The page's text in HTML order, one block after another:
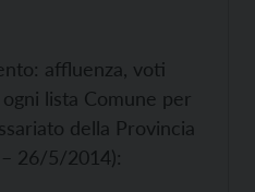
affluenza, voti
lista Comune per
della Provincia
26/5/2014):